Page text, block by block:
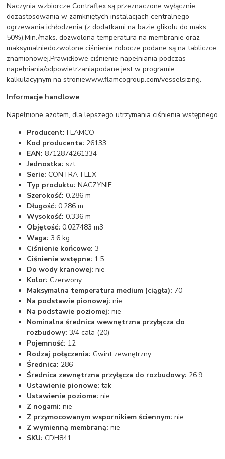
Naczynia wzbiorcze Contraflex są przeznaczone wyłącznie
dozastosowania w zamkniętych instalacjach centralnego
ogrzewania ichłodzenia (z dodatkami na bazie glikolu do maks.
50%).Min./maks. dozwolona temperatura na membranie oraz
maksymalniedozwolone ciśnienie robocze podane są na tabliczce
znamionowej.Prawidłowe ciśnienie napełniania podczas
napełniania/odpowietrzaniapodane jest w programie
kalkulacyjnym na stroniewww.flamcogroup.com/vesselsizing.
Informacje handlowe
Napełnione azotem, dla lepszego utrzymania ciśnienia wstępnego
Producent: FLAMCO
Kod producenta: 26133
EAN: 8712874261334
Jednostka: szt
Serie: CONTRA-FLEX
Typ produktu: NACZYNIE
Szerokość: 0.286 m
Długość: 0.286 m
Wysokość: 0.336 m
Objętość: 0.027483 m3
Waga: 3.6 kg
Ciśnienie końcowe: 3
Ciśnienie wstępne: 1.5
Do wody kranowej: nie
Kolor: Czerwony
Maksymalna temperatura medium (ciągła): 70
Na podstawie pionowej: nie
Na podstawie poziomej: nie
Nominalna średnica wewnętrzna przyłącza do
rozbudowy: 3/4 cala (20)
Pojemność: 12
Rodzaj połączenia: Gwint zewnętrzny
Średnica: 286
Średnica zewnętrzna przyłącza do rozbudowy: 26.9
Ustawienie pionowe: tak
Ustawienie poziome: nie
Z nogami: nie
Z przymocowanym wspornikiem ściennym: nie
Z wymienną membraną: nie
SKU: CDH841